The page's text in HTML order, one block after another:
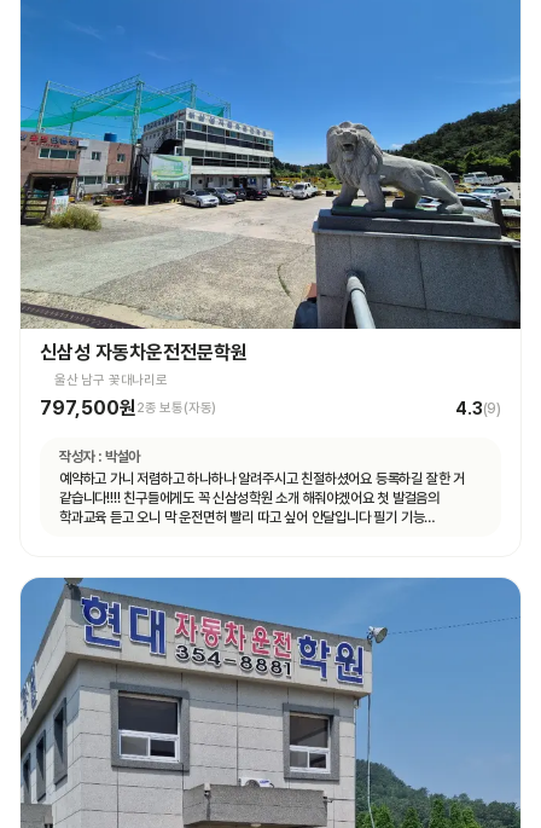
신삼성 자동차운전전문학원
울산 남구 꽃대나리로
797,500원 2종 보통(자동) 4.3(9)
작성자 : 박설아
예약하고 가니 저렴하고 하나하나 알려주시고 친절하셨어요 등록하길 잘한 거
같습니다!!!! 친구들에게도 꼭 신삼성학원 소개 해줘야겠어요 첫 발걸음의
학과교육 듣고 오니 막 운전면허 빨리 따고 싶어 안달입니다 필기 기능